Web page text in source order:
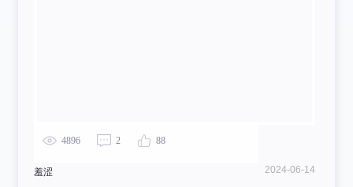
4896 2 88
羞涩 2024-06-14